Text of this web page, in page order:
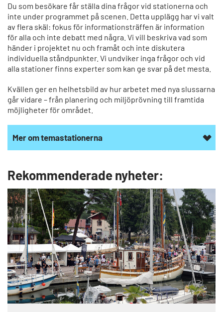
Du som besökare får ställa dina frågor vid stationerna och
inte under programmet på scenen. Detta upplägg har vi valt
av flera skäl: fokus för informationsträffen är information
för alla och inte debatt med några. Vi vill beskriva vad som
händer i projektet nu och framåt och inte diskutera
individuella ståndpunkter. Vi undviker inga frågor och vid
alla stationer finns experter som kan ge svar på det mesta.
Kvällen ger en helhetsbild av hur arbetet med nya slussarna
går vidare – från planering och miljöprövning till framtida
möjligheter för området.
Mer om temastationerna
Rekommenderade nyheter: